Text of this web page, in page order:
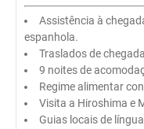
Assistência à
espanhola.
Traslados de
9 noites de
Regime alimentar
Visita a Hiroshima e
Guias locais de